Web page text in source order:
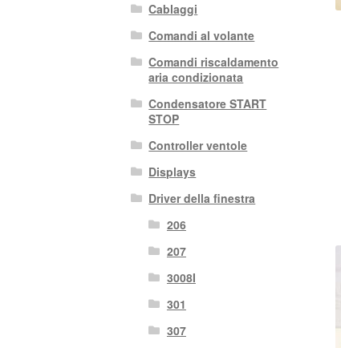
Cablaggi
Comandi al volante
Comandi riscaldamento
aria condizionata
Condensatore START
STOP
Controller ventole
Displays
Driver della finestra
206
207
3008I
301
307